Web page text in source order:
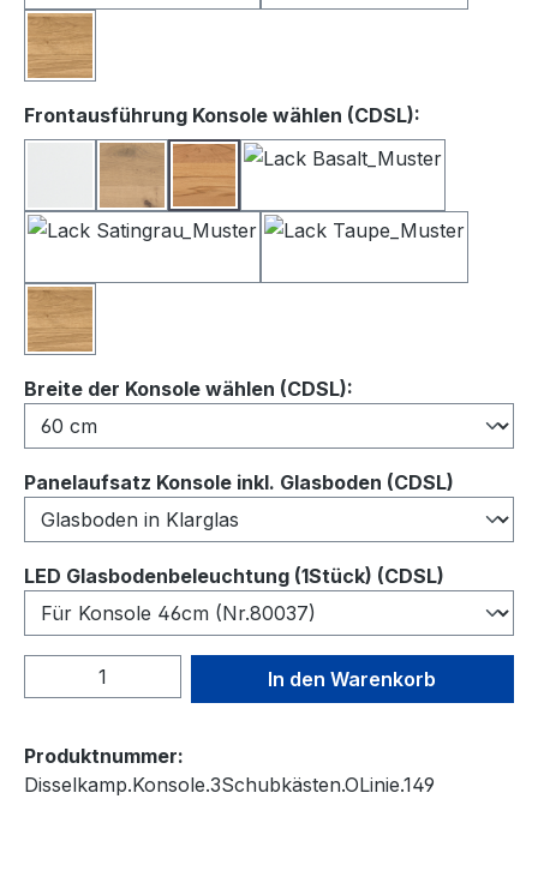
Wildeiche
Frontausführung Konsole wählen (CDSL):
BalkeneicheKernbuche
Wildeiche
Breite der Konsole wählen (CDSL):
Panelaufsatz Konsole inkl. Glasboden (CDSL)
LED Glasbodenbeleuchtung (1Stück) (CDSL)
Produkt Anzahl: Gib denIn den Warenkorb
Produktnummer:
Disselkamp.Konsole.3Schubkästen.OLinie.149